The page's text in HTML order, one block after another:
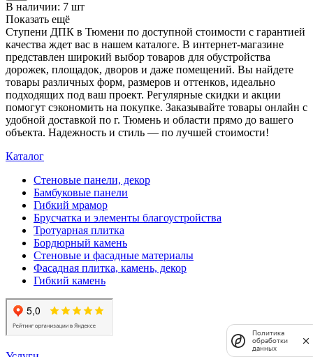
В наличии: 7 шт
Показать ещё
Ступени ДПК в Тюмени по доступной стоимости с гарантией
качества ждет вас в нашем каталоге. В интернет-магазине
представлен широкий выбор товаров для обустройства
дорожек, площадок, дворов и даже помещений. Вы найдете
товары различных форм, размеров и оттенков, идеально
подходящих под ваш проект. Регулярные скидки и акции
помогут сэкономить на покупке. Заказывайте товары онлайн с
удобной доставкой по г. Тюмень и области прямо до вашего
объекта. Надежность и стиль — по лучшей стоимости!
Каталог
Стеновые панели, декор
Бамбуковые панели
Гибкий мрамор
Брусчатка и элементы благоустройства
Тротуарная плитка
Бордюрный камень
Стеновые и фасадные материалы
Фасадная плитка, камень, декор
Гибкий камень
Политика
обработки
данных